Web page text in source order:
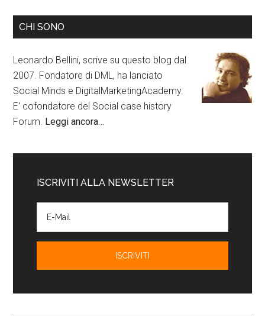
CHI SONO
Leonardo Bellini, scrive su questo blog dal
2007. Fondatore di DML, ha lanciato
Social Minds e DigitalMarketingAcademy.
E' cofondatore del Social case history
Forum. Leggi ancora…
ISCRIVITI ALLA NEWSLETTER